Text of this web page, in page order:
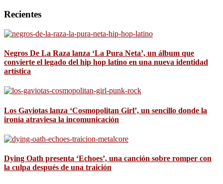
Recientes
Negros De La Raza lanza ‘La Pura Neta’, un álbum que
convierte el legado del hip hop latino en una nueva identidad
artística
Los Gaviotas lanza ‘Cosmopolitan Girl’, un sencillo donde la
ironía atraviesa la incomunicación
Dying Oath presenta ‘Echoes’, una canción sobre romper con
la culpa después de una traición